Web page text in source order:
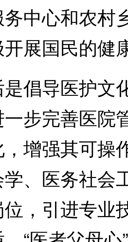
中心和农村
展国民的健
导医护文
一步完善医院
增强其可操
、医务社会
，引进专业